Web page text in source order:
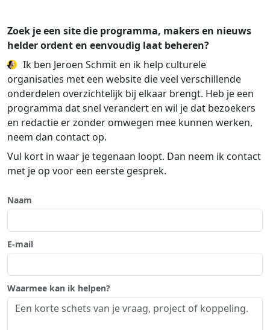
Zoek je een site die programma, makers en nieuws
helder ordent en eenvoudig laat beheren?
Ik ben Jeroen Schmit en ik help culturele
organisaties met een website die veel verschillende
onderdelen overzichtelijk bij elkaar brengt. Heb je een
programma dat snel verandert en wil je dat bezoekers
en redactie er zonder omwegen mee kunnen werken,
neem dan contact op.
Vul kort in waar je tegenaan loopt. Dan neem ik contact
met je op voor een eerste gesprek.
Naam
E-mail
Waarmee kan ik helpen?